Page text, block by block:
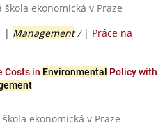
škola ekonomická v Praze
| Management/ | Práce na
Costs in Environmental Policy with
ekonomická v Praze